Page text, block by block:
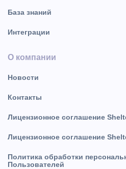
База знаний
Интеграции
О компании
Новости
Контакты
Лицензионное соглашение
Лицензионное соглашение
Политика обработки
Пользователей